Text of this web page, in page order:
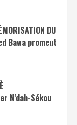
DU
Bawa promeut
N’dah-Sékou